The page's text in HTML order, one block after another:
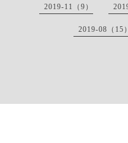
2019-11（9）
2019-08（15）